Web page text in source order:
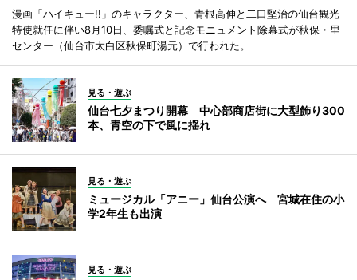
漫画「ハイキュー!!」のキャラクター、青根高伸と二口堅治の仙台観光
特使就任に伴い8月10日、委嘱式と記念モニュメント除幕式が秋保・里
センター（仙台市太白区秋保町湯元）で行われた。
見る・遊ぶ
仙台七夕まつり開幕 中心部商店街に大型飾り300
本、青空の下で風に揺れ
見る・遊ぶ
ミュージカル「アニー」仙台公演へ 宮城在住の小
学2年生も出演
見る・遊ぶ